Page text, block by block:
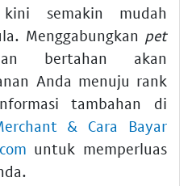
semakin mudah
Menggabungkan pet
bertahan akan
Anda menuju rank
tambahan di
& Cara Bayar
untuk memperluas